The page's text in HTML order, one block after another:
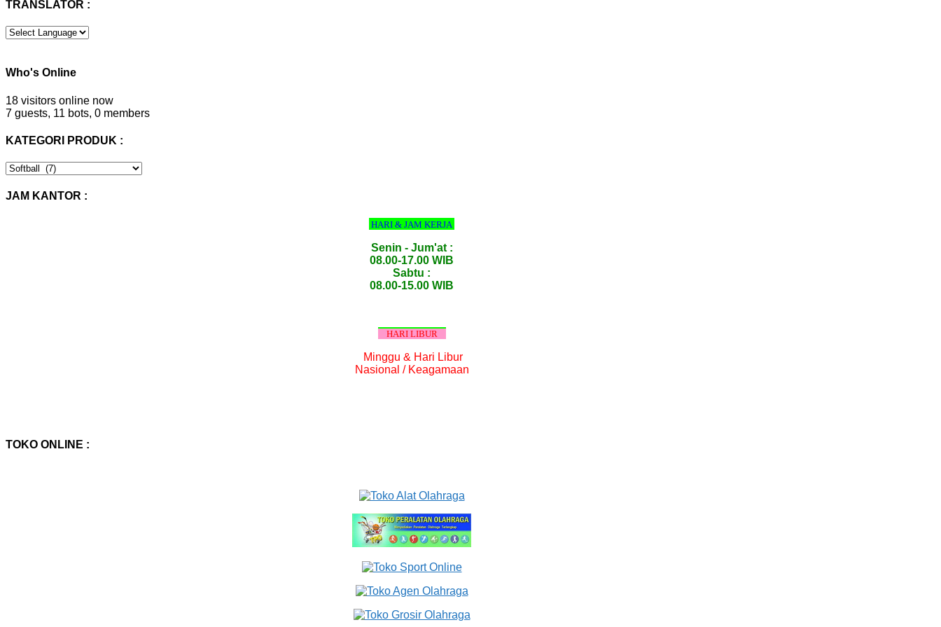
TRANSLATOR :
Who's Online
18 visitors online now
7 guests, 11 bots, 0 members
KATEGORI PRODUK :
KATEGORI
JAM KANTOR :
HARI & JAM KERJA
Senin - Jum'at :
08.00-17.00 WIB
Sabtu :
08.00-15.00 WIB
HARI LIBUR
Minggu & Hari Libur
Nasional / Keagamaan
TOKO ONLINE :